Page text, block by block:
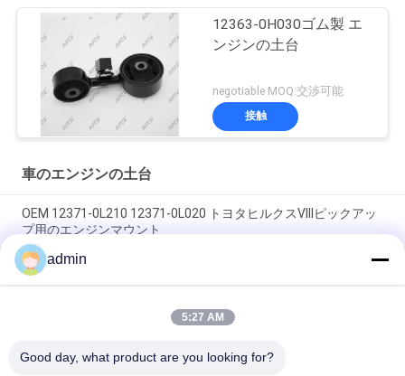
12363-0H030ゴム製 エ
ンジンの土台
negotiable MOQ:交渉可能
接触
車のエンジンの土台
OEM 12371-0L210 12371-0L020 トヨタヒルクスVIIIピックアッ
プ用のエンジンマウント
OEM 12361-31210 1236131210 TOYOTA ALPHARD / VELLFIRE
用のエンジンマウント
OEM 12305-0P010 12305-31070 12305-31080 2016年のLEXUS
admin
5:27 AM
Good day, what product are you looking for?